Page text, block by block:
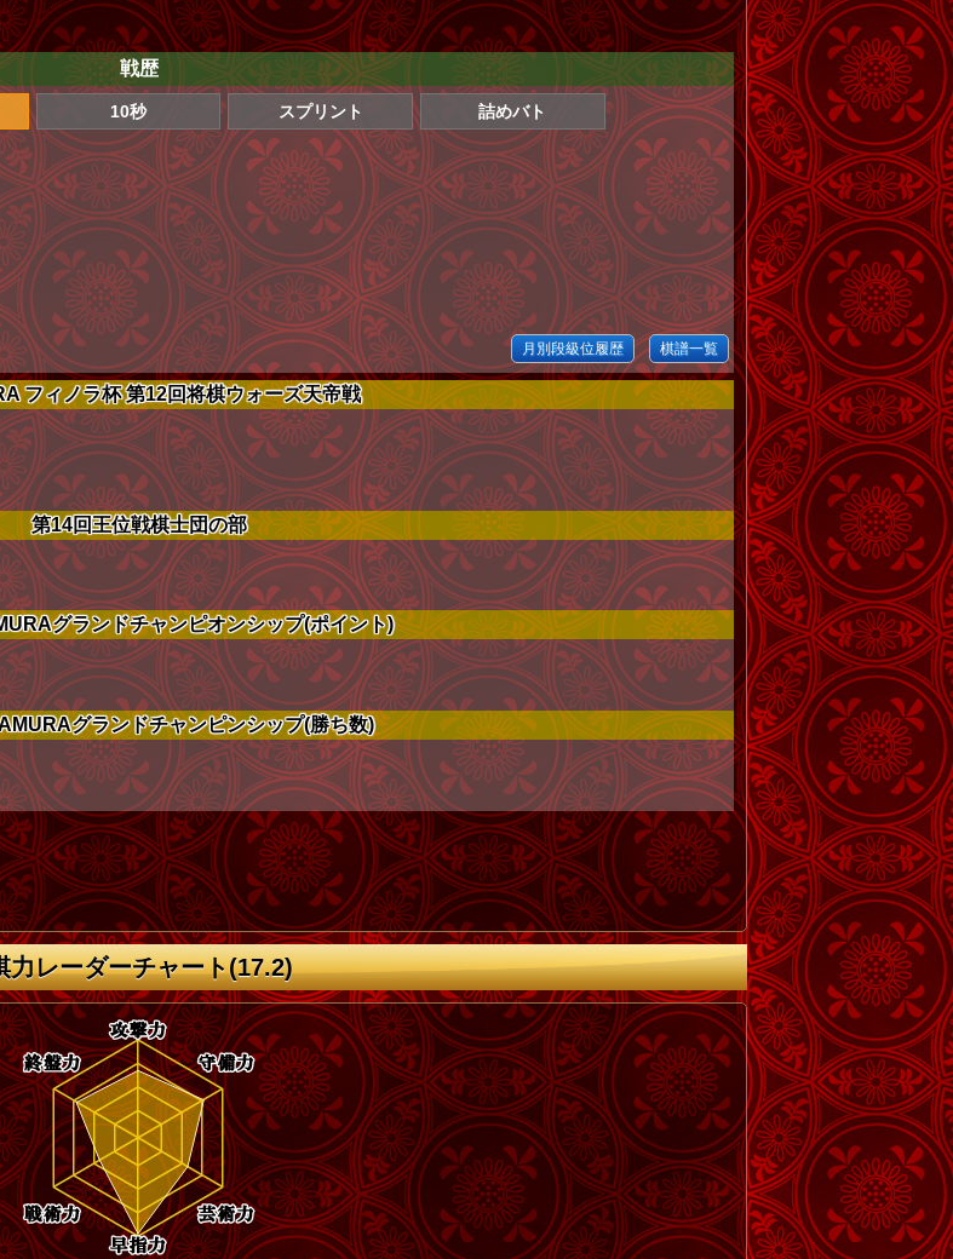
戦歴
10秒 スプリント 詰めバト
月別段級位履歴 棋譜一覧
フィノラ杯 第12回将棋ウォーズ天帝戦
第14回王位戦棋士団の部
グランドチャンピオンシップ(ポイント)
グランドチャンピンシップ(勝ち数)
力レーダーチャート(17.2)